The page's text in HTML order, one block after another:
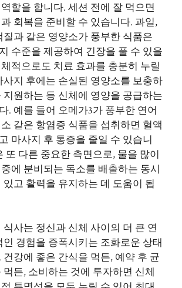
할을 합니다. 세션 전에 잘 먹으면
회복을 준비할 수 있습니다. 과일,
질과 같은 영양소가 풍부한 식품은
수준을 제공하여 긴장을 풀 수 있을
적으로도 치료 효과를 충분히 누릴
사지 후에는 손실된 영양소를 보충하
지원하는 등 신체에 영양을 공급하는
. 예를 들어 오메가3가 풍부한 연어
같은 항염증 식품을 섭취하면 혈액
마사지 후 통증을 줄일 수 있습니
또 다른 중요한 측면으로, 물을 많이
에 분비되는 독소를 배출하는 동시
있고 활력을 유지하는 데 도움이 됩
식사는 정신과 신체 사이의 더 큰 연
인 경험을 증폭시키는 조화로운 상태
건강에 좋은 간식을 먹든, 예약 후 균
든, 소비하는 것에 투자하면 신체